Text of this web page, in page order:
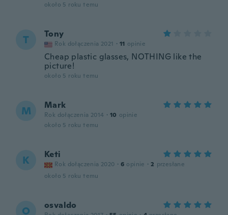
około 5 roku temu
T Tony
Rok dołączenia 2021 · 11 opinie
Cheap plastic glasses, NOTHING like the
picture!
około 5 roku temu
M Mark
Rok dołączenia 2014 · 10 opinie
około 5 roku temu
K Keti
Rok dołączenia 2020 · 6 opinie · 2 przesłane
około 5 roku temu
O osvaldo